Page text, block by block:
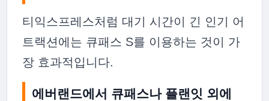
티익스프레스처럼 대기 시간이 긴 인기 어
트랙션에는 큐패스 S를 이용하는 것이 가
장 효과적입니다.
에버랜드에서 큐패스나 플랜잇 외에